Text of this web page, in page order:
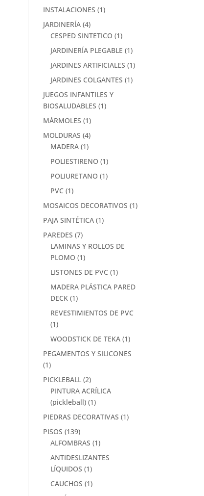
INSTALACIONES (1)
JARDINERÍA (4)
CESPED SINTETICO (1)
JARDINERÍA PLEGABLE (1)
JARDINES ARTIFICIALES (1)
JARDINES COLGANTES (1)
JUEGOS INFANTILES Y
BIOSALUDABLES (1)
MÁRMOLES (1)
MOLDURAS (4)
MADERA (1)
POLIESTIRENO (1)
POLIURETANO (1)
PVC (1)
MOSAICOS DECORATIVOS (1)
PAJA SINTÉTICA (1)
PAREDES (7)
LAMINAS Y ROLLOS DE
PLOMO (1)
LISTONES DE PVC (1)
MADERA PLÁSTICA PARED
DECK (1)
REVESTIMIENTOS DE PVC
(1)
WOODSTICK DE TEKA (1)
PEGAMENTOS Y SILICONES
(1)
PICKLEBALL (2)
PINTURA ACRÍLICA
(pickleball) (1)
PIEDRAS DECORATIVAS (1)
PISOS (139)
ALFOMBRAS (1)
ANTIDESLIZANTES
LÍQUIDOS (1)
CAUCHOS (1)